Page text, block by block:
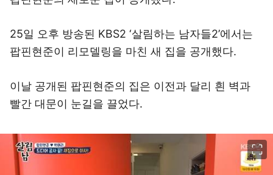
25일 오후 방송된 KBS2 ‘살림하는 남자들2’에서는
팝핀현준이 리모델링을 마친 새 집을 공개했다.
이날 공개된 팝핀현준의 집은 이전과 달리 흰 벽과
빨간 대문이 눈길을 끌었다.